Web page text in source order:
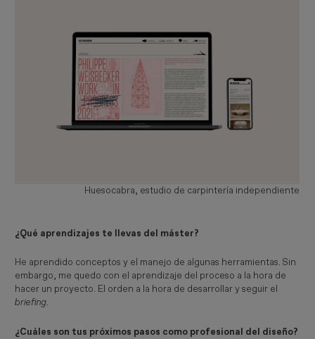
Huesocabra, estudio de carpintería independiente
¿Qué aprendizajes te llevas del máster?
He aprendido conceptos y el manejo de algunas herramientas. Sin
embargo, me quedo con el aprendizaje del proceso a la hora de
hacer un proyecto. El orden a la hora de desarrollar y seguir el
briefing.
¿Cuáles son tus próximos pasos como profesional del diseño?